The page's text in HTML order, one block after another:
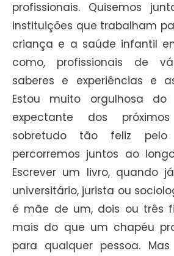
profissionais. Quisemos
instituições que trabalham
criança e a saúde infantil
como, profissionais de
saberes e experiências e
Estou muito orgulhosa do
expectante dos
sobretudo tão feliz
percorremos juntos ao
Escrever um livro, quando
universitário, jurista ou
é mãe de um, dois ou três
mais do que um chapéu
para qualquer pessoa.